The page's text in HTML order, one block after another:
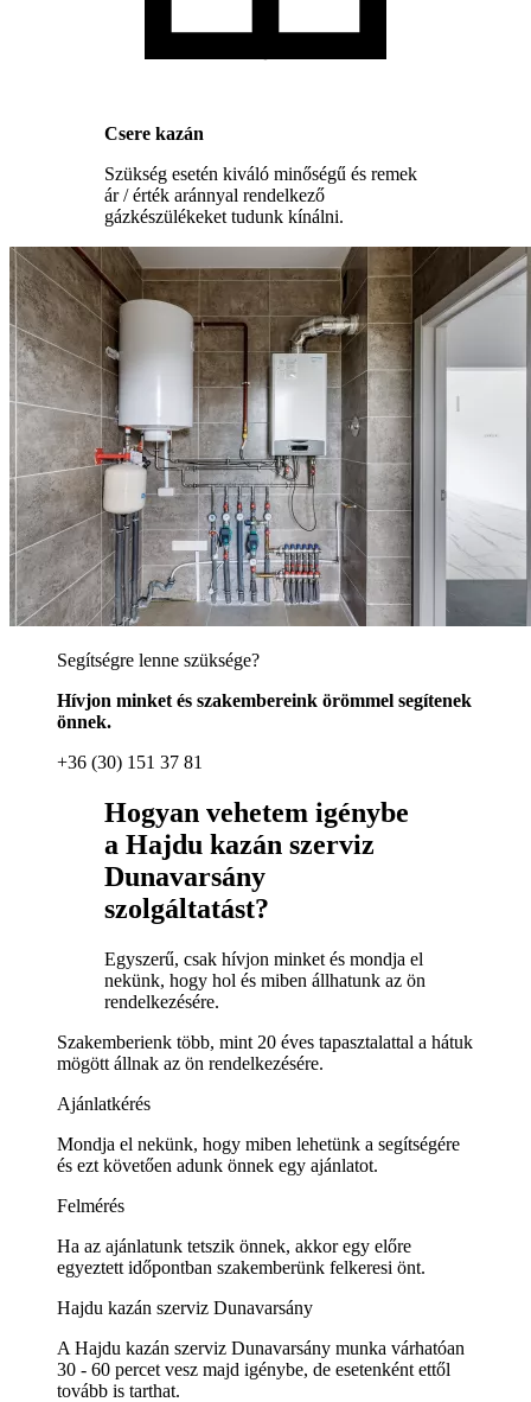
Csere kazán
Szükség esetén kiváló minőségű és remek
ár / érték aránnyal rendelkező
gázkészülékeket tudunk kínálni.
Segítségre lenne szüksége?
Hívjon minket és szakembereink örömmel segítenek
önnek.
+36 (30) 151 37 81
Hogyan vehetem igénybe
a Hajdu kazán szerviz
Dunavarsány
szolgáltatást?
Egyszerű, csak hívjon minket és mondja el
nekünk, hogy hol és miben állhatunk az ön
rendelkezésére.
Szakemberienk több, mint 20 éves tapasztalattal a hátuk
mögött állnak az ön rendelkezésére.
Ajánlatkérés
Mondja el nekünk, hogy miben lehetünk a segítségére
és ezt követően adunk önnek egy ajánlatot.
Felmérés
Ha az ajánlatunk tetszik önnek, akkor egy előre
egyeztett időpontban szakemberünk felkeresi önt.
Hajdu kazán szerviz Dunavarsány
A Hajdu kazán szerviz Dunavarsány munka várhatóan
30 - 60 percet vesz majd igénybe, de esetenként ettől
tovább is tarthat.